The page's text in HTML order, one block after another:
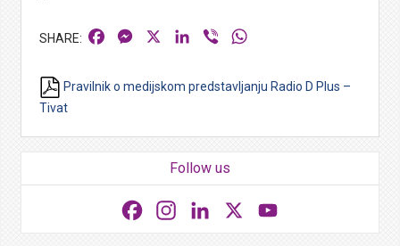
FacebookMessengerLinkedIn
Viber
Pravilnik o medijskom predstavljanju Radio D Plus –
Tivat
Follow us
FacebookInstagramLinkedIn